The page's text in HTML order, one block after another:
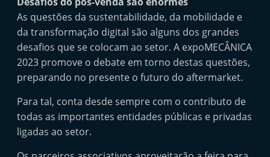
As questões da sustentabilidade, da mobilidade e
da transformação digital são alguns dos grandes
desafios que se colocam ao setor. A expoMECÂNICA
2023 promove o debate em torno destas questões,
preparando no presente o futuro do aftermarket.
Para tal, conta desde sempre com o contributo de
todas as importantes entidades públicas e privadas
ligadas ao setor.